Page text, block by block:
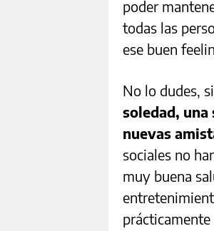
poder
todas las
ese buen
No lo dudes, si
soledad, una
nuevas
sociales no
muy buena